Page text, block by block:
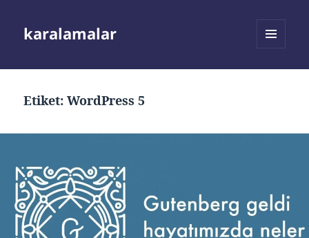
karalamalar
Etiket:WordPress 5